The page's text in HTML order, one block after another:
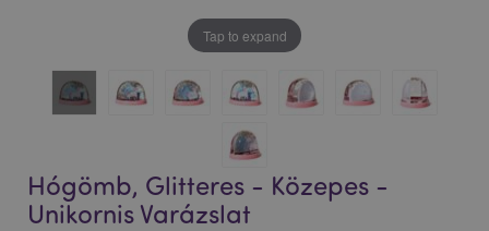
Tap to expand
Hógömb, Glitteres - Közepes -
Unikornis Varázslat